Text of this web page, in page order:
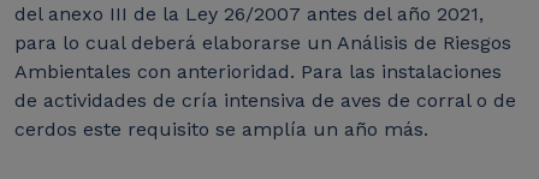
del anexo III de la Ley 26/2007 antes del año 2021,
para lo cual deberá elaborarse un Análisis de Riesgos
Ambientales con anterioridad. Para las instalaciones
de actividades de cría intensiva de aves de corral o de
cerdos este requisito se amplía un año más.